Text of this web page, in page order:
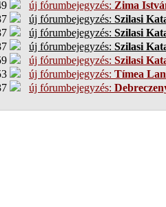
új fórumbejegyzés: Zima
új fórumbejegyzés: Szilasi
új fórumbejegyzés: Szilasi
új fórumbejegyzés: Szilasi
új fórumbejegyzés: Szilasi
új fórumbejegyzés: Tímea
új fórumbejegyzés: